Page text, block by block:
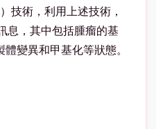
技術，利用上述技術，
息，其中包括腫瘤的基
變異和甲基化等狀態。